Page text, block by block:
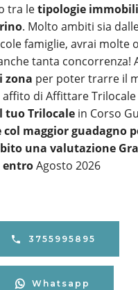
tra letipologie
. Molto ambiti sia
famiglie, avrai molte
tanta concorrenza!
zona per poter trarre il
di Affittare Trilocale
tuo Trilocale in Corso
maggior guadagno
una valutazione
entroAgosto 2026
3755995895
Whatsapp